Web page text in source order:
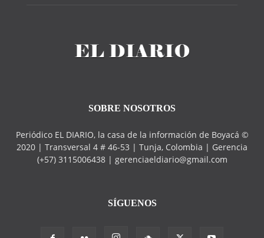
SOBRE NOSOTROS
Periódico EL DIARIO, la casa de la información de Boyacá ©
2020 | Transversal 4 # 46-53 | Tunja, Colombia | Gerencia
(+57) 3115006438 | gerenciaeldiario@gmail.com
SÍGUENOS